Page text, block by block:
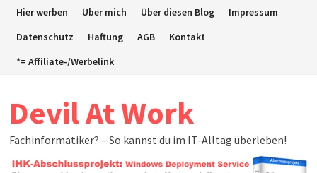
ZumHier werben Über mich Über diesen Blog
Impressum
Datenschutz
Haftung AGB
Kontakt
*= Affiliate-/Werbelink
Devil At Work
Fachinformatiker? – So kannst du im IT-Alltag überleben!